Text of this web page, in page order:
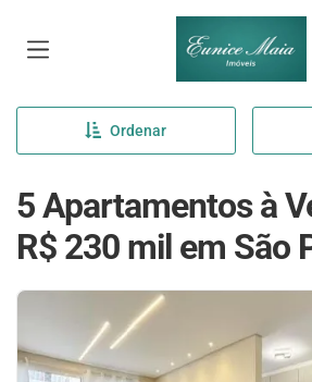
Página inicial
Ordenar
5 Apartamentos à
R$ 230 mil em São